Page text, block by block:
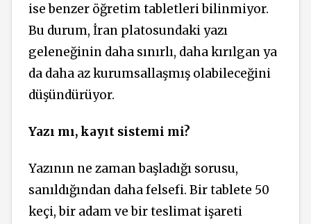
ise benzer öğretim tabletleri bilinmiyor.
Bu durum, İran platosundaki yazı
geleneğinin daha sınırlı, daha kırılgan ya
da daha az kurumsallaşmış olabileceğini
düşündürüyor.
Yazı mı, kayıt sistemi mi?
Yazının ne zaman başladığı sorusu,
sanıldığından daha felsefi. Bir tablete 50
keçi, bir adam ve bir teslimat işareti